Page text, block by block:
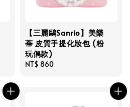
【三麗鷗Sanrio】美樂
蒂 皮質手提化妝包 (粉
玩偶款)
Regular
NT$ 860